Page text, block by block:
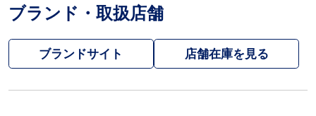
ブランド・取扱店舗
ブランドサイト